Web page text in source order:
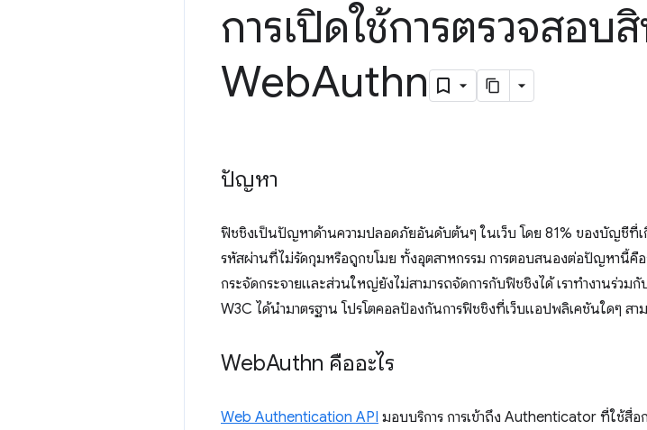
การเปิดใช้การตรวจสอ
WebAuthn
ปัญหา
ฟิชชิงเป็นปัญหาด้านความปลอดภัยอันดับต้นๆ ในเว็บ โดย 81% ของบัญชีที่เ
รหัสผ่านที่ไม่รัดกุมหรือถูกขโมย ทั้งอุตสาหกรรม การตอบสนองต่อปัญหานี้คื
กระจัดกระจายและส่วนใหญ่ยังไม่สามารถจัดการกับฟิชชิงได้ เราทำงานร่วมกั
W3C ได้นำมาตรฐาน โปรโตคอลป้องกันการฟิชชิงที่เว็บแอปพลิเคชันใดๆ สา
WebAuthn คืออะไร
Web Authentication API มอบบริการ การเข้าถึง Authenticator ที่ใช้สื่อ